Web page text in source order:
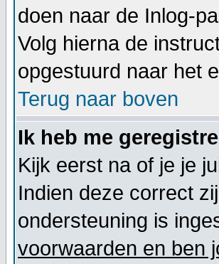
doen naar de Inlog-
Volg hierna de
opgestuurd naar het
Terug naar boven
Ik heb me
Kijk eerst na of je je
Indien deze correct
ondersteuning is
voorwaarden en ben